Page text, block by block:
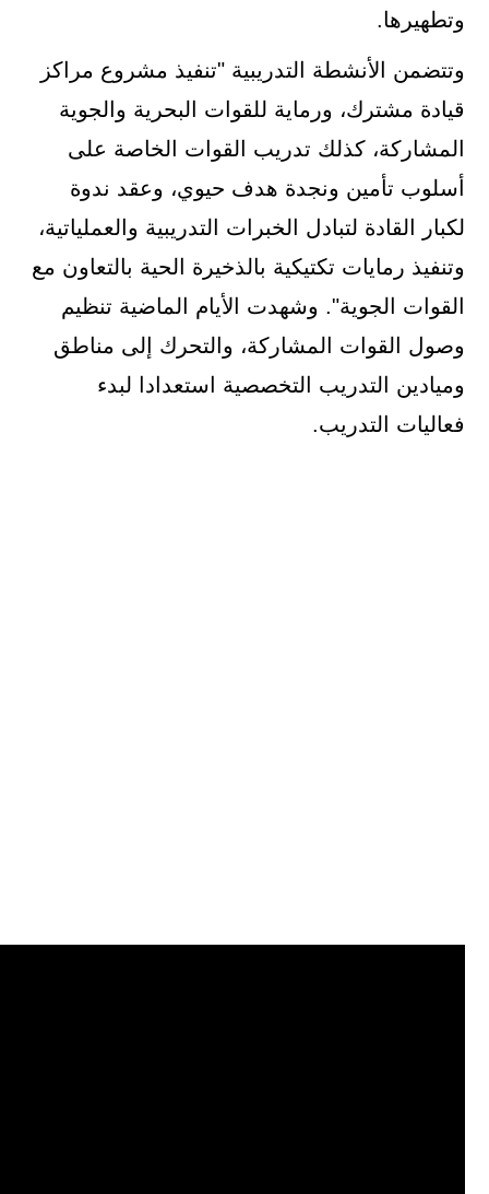
وتطهيرها.
وتتضمن الأنشطة التدريبية "تنفيذ مشروع مراكز
قيادة مشترك، ورماية للقوات البحرية والجوية
المشاركة، كذلك تدريب القوات الخاصة على
أسلوب تأمين ونجدة هدف حيوي، وعقد ندوة
لكبار القادة لتبادل الخبرات التدريبية والعملياتية،
وتنفيذ رمايات تكتيكية بالذخيرة الحية بالتعاون مع
القوات الجوية". وشهدت الأيام الماضية تنظيم
وصول القوات المشاركة، والتحرك إلى مناطق
وميادين التدريب التخصصية استعدادا لبدء
فعاليات التدريب.